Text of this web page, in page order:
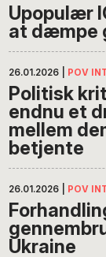
Upopulær
at dæmpe
26.01.2026 POV
Politisk
endnu et
mellem
betjente
26.01.2026 POV
Ukraine